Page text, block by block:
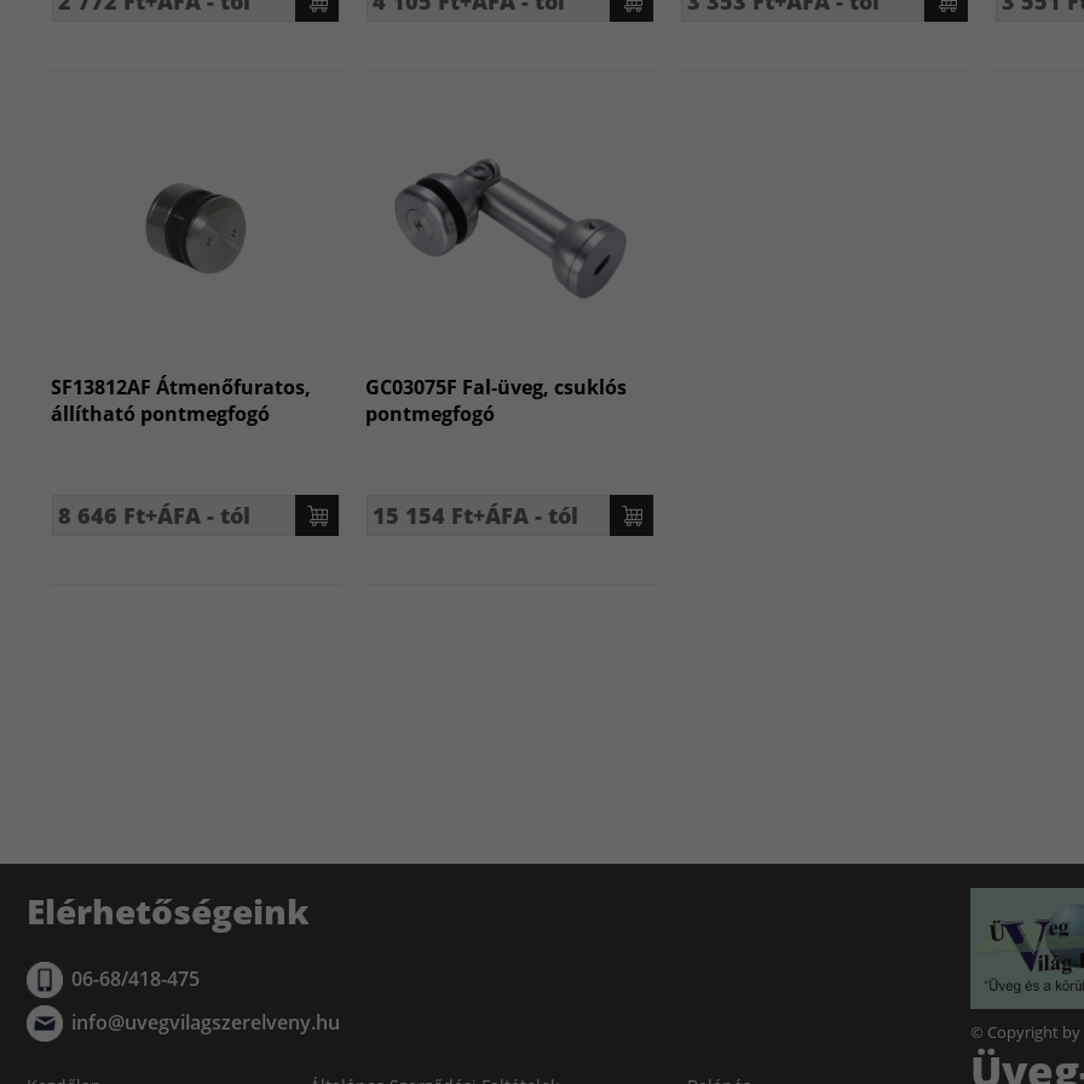
SF13812AF Átmenőfuratos,
állítható pontmegfogó
8 646 Ft+ÁFA - tól
GC03075F Fal-üveg, csuklós
pontmegfogó
15 154 Ft+ÁFA - tól
Elérhetőségeink
06-68/418-475
info@uvegvilagszerelveny.hu
© Copyright by